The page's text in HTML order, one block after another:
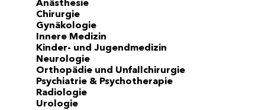
Anästhesie
Chirurgie
Gynäkologie
Innere Medizin
Kinder- und Jugendmedizin
Neurologie
Orthopädie und Unfallchirurgie
Psychiatrie & Psychotherapie
Radiologie
Urologie